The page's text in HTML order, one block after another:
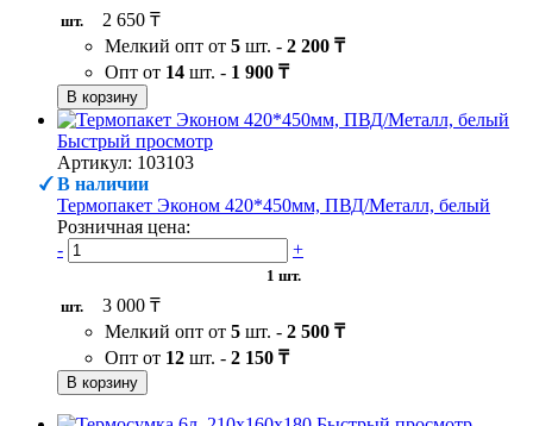
шт.
2 650 ₸
Мелкий опт от 5 шт. - 2 200 ₸
Опт от 14 шт. - 1 900 ₸
В корзину
Быстрый просмотр
Артикул: 103103
В наличии
Термопакет Эконом 420*450мм, ПВД/Металл, белый
Розничная цена:
-
+
1 шт.
шт.
3 000 ₸
Мелкий опт от 5 шт. - 2 500 ₸
Опт от 12 шт. - 2 150 ₸
В корзину